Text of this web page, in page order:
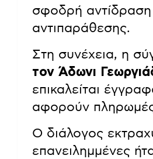
σφοδρή αντίδραση
αντιπαράθεσης.
Στη συνέχεια, η
τον Άδωνι
επικαλείται
αφορούν
Ο διάλογος
επανειλημμένες